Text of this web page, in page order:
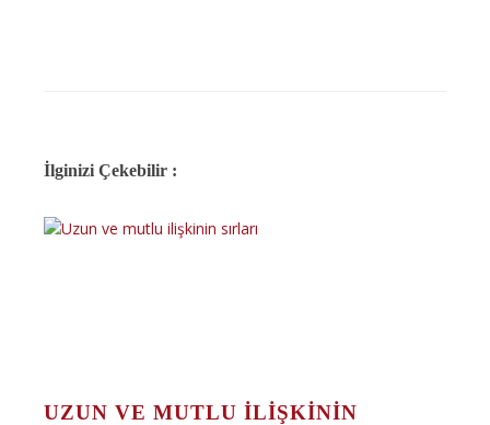
İlginizi Çekebilir :
UZUN VE MUTLU ILIŞKININ